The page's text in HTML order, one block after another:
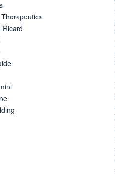
Ricard